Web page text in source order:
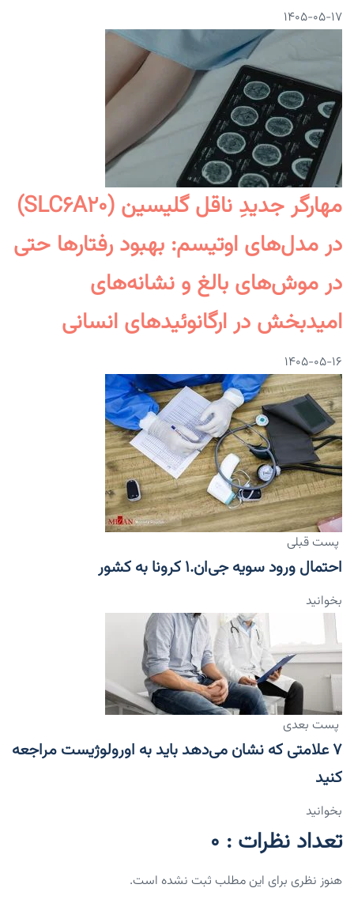
۱۴۰۵-۰۵-۱۷
مهارگر جدیدِ ناقل گلیسین (SLC۶A۲۰)
در مدل‌های اوتیسم: بهبود رفتارها حتی
در موش‌های بالغ و نشانه‌های
امیدبخش در ارگانوئیدهای انسانی
۱۴۰۵-۰۵-۱۶
پست قبلی
احتمال ورود سویه جی‌ان.۱ کرونا به کشور
بخوانید
پست بعدی
۷ علامتی که نشان می‌دهد باید به اورولوژیست مراجعه
کنید
بخوانید
تعداد نظرات : 0
هنوز نظری برای این مطلب ثبت نشده است.